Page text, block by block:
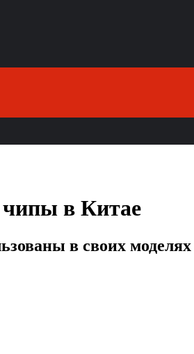
чипы в Китае
в своих моделях